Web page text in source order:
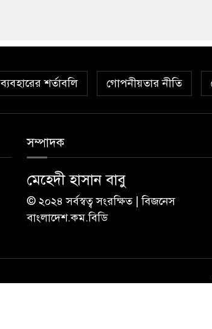
ব্যবহারের শর্তাবলি গোপনীয়তার নীতি
সম্পাদক
মেহেদী হাসান বাবু
© ২০২৪ সর্বস্বত্ব সংরক্ষিত | বিজনেস
বাংলাদেশ.কম.বিডি